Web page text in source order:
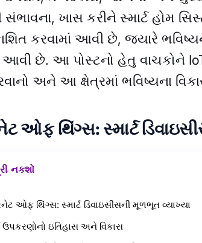
સંભાવના, ખાસ કરીને સ્માર્ટ હોમ
કરવામાં આવી છે, જ્યારે
છે. આ પોસ્ટનો હેતુ વાચકોને IoT
અને આ ક્ષેત્રમાં ભવિષ્યના
ઓફ થિંગ્સ: સ્માર્ટ
નકશો
ઓફ થિંગ્સ: સ્માર્ટ ડિવાઇસીસની મૂળભૂત વ્યાખ્યા
ઉપકરણોનો ઇતિહાસ અને વિકાસ